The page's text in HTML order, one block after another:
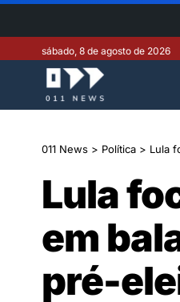
sábado, 8 de agosto de 2026
011 News > Política > Lula
Lula
em
pré-